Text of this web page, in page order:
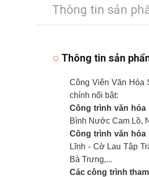
Thông tin sản
Thông tin sản
Công Viên Văn Hóa
chính nổi bật:
Công trình văn hóa
Bình Nước Cam Lồ,
Công trình văn
Lĩnh - Cờ Lau Tập
Bà Trưng,...
Các công trình